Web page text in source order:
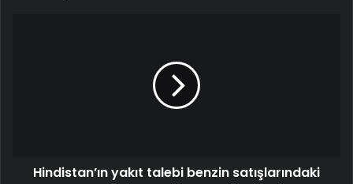
Hindistan’ın yakıt talebi benzin satışlarındaki